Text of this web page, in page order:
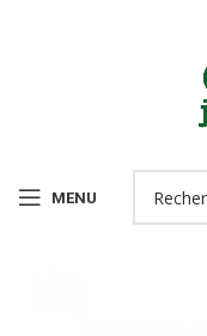
MENU